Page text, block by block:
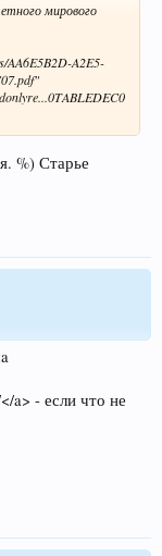
мирового
AA6E5B2D-A2E5-
%) Старье
a> - если что не